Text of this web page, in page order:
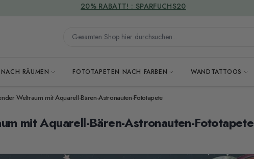
Gesamten Shop hier durchsuchen...
RÄUMEN FOTOTAPETEN NACH FARBEN WANDTATTOOS
VERSANDKOSTENFREI
Weltraum mit Aquarell-Bären-Astronauten-Fototapete
mit Aquarell-Bären-Astronauten-Fototapete